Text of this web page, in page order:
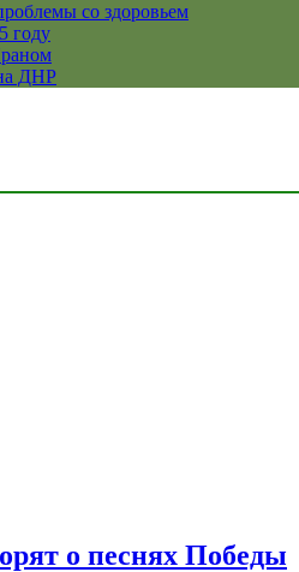
со здоровьем
году
ДНР
о песнях Победы